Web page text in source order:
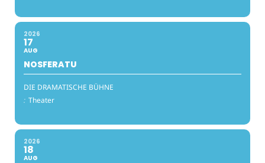
2026
17
AUG
NOSFERATU
DIE DRAMATISCHE BÜHNE
: Theater
2026
18
AUG